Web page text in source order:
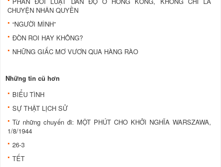
CHUYỆN NHÂN QUYỀN
“NGƯỜI MÌNH”
ĐÒN ROI HAY KHÔNG?
NHỮNG GIẤC MƠ VƯƠN QUA HÀNG RÀO
Những tin cũ hơn
BIỂU TÌNH
SỰ THẬT LỊCH SỬ
Từ những chuyến đi: MỘT PHÚT CHO KHỞI NGHĨA WARSZAWA,
1/8/1944
26-3
TẾT